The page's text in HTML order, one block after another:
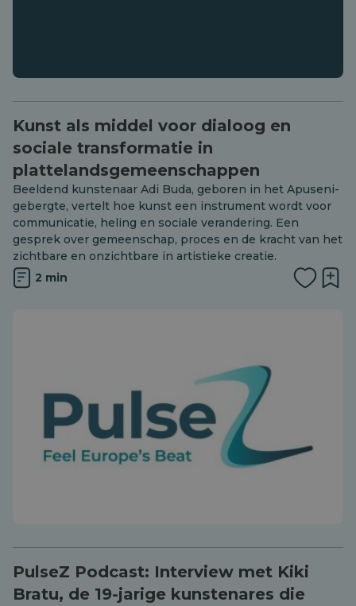
Kunst als middel voor dialoog en
sociale transformatie in
plattelandsgemeenschappen
Beeldend kunstenaar Adi Buda, geboren in het Apuseni-
gebergte, vertelt hoe kunst een instrument wordt voor
communicatie, heling en sociale verandering. Een
gesprek over gemeenschap, proces en de kracht van het
zichtbare en onzichtbare in artistieke creatie.
2 min
PulseZ Podcast: Interview met Kiki
Bratu, de 19-jarige kunstenares die